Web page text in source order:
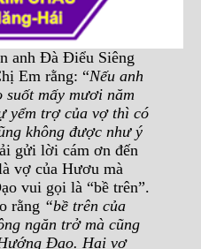
anh Đà Điểu Siêng
Em rằng: “Nếu anh
mấy mươi năm
yểm trợ của vợ thì có
không được như ý
gửi lời cám ơn đến
vợ của Hươu mà
vui gọi là “bề trên”.
rằng “bề trên của
ngăn trở mà cũng
Đạo. Hai vợ